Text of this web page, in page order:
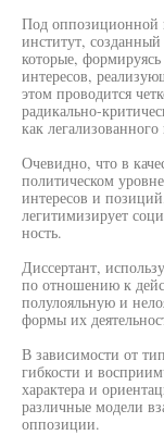
Под оппозиционной
институт,
которые,
интересов,
этом проводится
радикально-
как
Очевидно, что в
политическом
интересов и
легитимизирует
ность.
Диссертант,
по отношению к
полулояльную и
формы их
В зависимости от
гибкости и
характера и
различные модели
оппозиции.